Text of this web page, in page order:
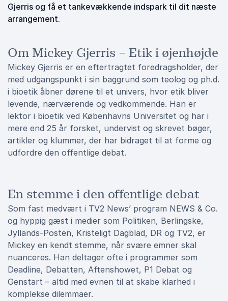
Gjerris og få et tankevækkende indspark til dit næste
arrangement.
Om Mickey Gjerris – Etik i øjenhøjde
Mickey Gjerris er en eftertragtet foredragsholder, der
med udgangspunkt i sin baggrund som teolog og ph.d.
i bioetik åbner dørene til et univers, hvor etik bliver
levende, nærværende og vedkommende. Han er
lektor i bioetik ved Københavns Universitet og har i
mere end 25 år forsket, undervist og skrevet bøger,
artikler og klummer, der har bidraget til at forme og
udfordre den offentlige debat.
En stemme i den offentlige debat
Som fast medvært i TV2 News’ program NEWS & Co.
og hyppig gæst i medier som Politiken, Berlingske,
Jyllands-Posten, Kristeligt Dagblad, DR og TV2, er
Mickey en kendt stemme, når svære emner skal
nuanceres. Han deltager ofte i programmer som
Deadline, Debatten, Aftenshowet, P1 Debat og
Genstart – altid med evnen til at skabe klarhed i
komplekse dilemmaer.